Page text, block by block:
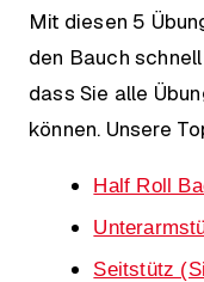
Mit diesen 5
den Bauch
dass Sie alle
können. Unsere
Half Roll
Seitstütz